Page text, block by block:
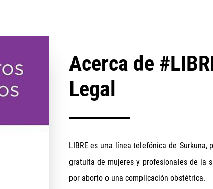
Acerca de
Legal
LIBRE es una línea telefónica de Surkuna,
gratuita de mujeres y profesionales de la
por aborto o una complicación obstétrica.